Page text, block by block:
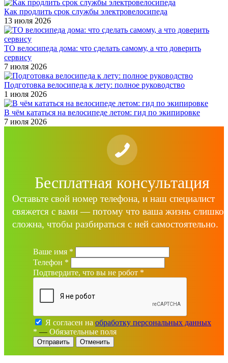
Как продлить срок службы электровелосипеда
13 июля 2026
ТО велосипеда дома: что сделать самому, а что доверить
сервису
7 июля 2026
Подготовка велосипеда к лету: полное руководство
1 июля 2026
В чём кататься на велосипеде летом: гид по экипировке
7 июля 2026
Бесплатная консультация
Оставьте свой номер телефона, и наш специалист
свяжется с вами — потому что ваша жизнь
сложна, чтобы разбираться с ней самостоятельно.
Ваше имя *
Телефон *
Подтвердите, что вы не робот *
Я согласен на обработку персональных данных
* — Обязательные поля
Отменить